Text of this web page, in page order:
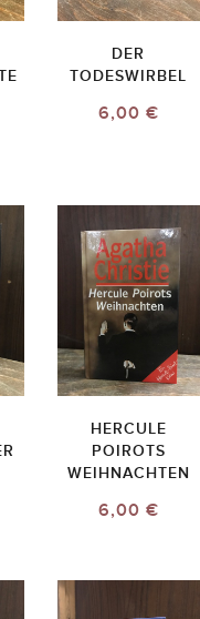
DER
TODESWIRBEL
6,00 €
HERCULE
POIROTS
WEIHNACHTEN
6,00 €